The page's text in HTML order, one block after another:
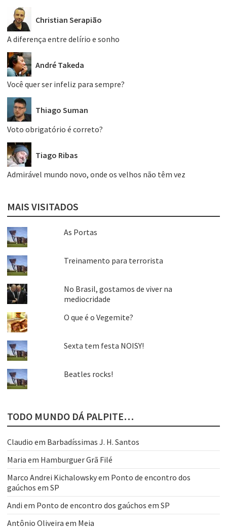
Christian Serapião
A diferença entre delírio e sonho
André Takeda
Você quer ser infeliz para sempre?
Thiago Suman
Voto obrigatório é correto?
Tiago Ribas
Admirável mundo novo, onde os velhos não têm vez
MAIS VISITADOS
As Portas
Treinamento para terrorista
No Brasil, gostamos de viver na
mediocridade
O que é o Vegemite?
Sexta tem festa NOISY!
Beatles rocks!
TODO MUNDO DÁ PALPITE…
Claudio em Barbadíssimas J. H. Santos
Maria em Hamburguer Grã Filé
Marco Andrei Kichalowskyem Ponto de encontro dos
gaúchos em SP
Andi em Ponto de encontro dos gaúchos em SP
Antônio Oliveira em Meia